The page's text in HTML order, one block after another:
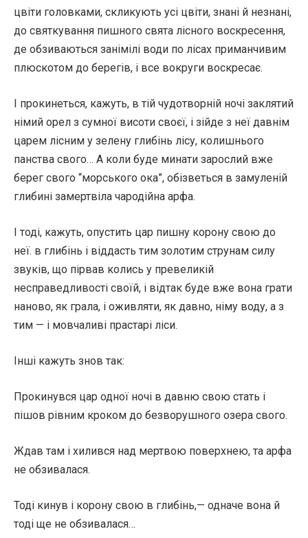
цвіти головками, скликують усі цвіти, знані й незнані,
до святкування пишного свята лісного воскресення,
де обзиваються занімілі води по лісах приманчивим
плюскотом до берегів, і все вокруги воскресає.
І прокинеться, кажуть, в тій чудотворній ночі заклятий
німий орел з сумної висоти своєї, і зійде з неї давнім
царем лісним у зелену глибінь лісу, колишнього
панства свого… А коли буде минати зарослий вже
берег свого “морського ока”, обізветься в замуленій
глибині замертвіла чародійна арфа.
І тоді, кажуть, опустить цар пишну корону свою до
неї. в глибінь і віддасть тим золотим струнам силу
звуків, що пірвав колись у превеликій
несправедливості своїй, і відтак буде вже вона грати
наново, як грала, і оживляти, як давно, німу воду, а з
тим — і мовчаливі прастарі ліси.
Інші кажуть знов так:
Прокинувся цар одної ночі в давню свою стать і
пішов рівним кроком до безворушного озера свого.
Ждав там і хилився над мертвою поверхнею, та арфа
не обзивалася.
Тоді кинув і корону свою в глибінь,— одначе вона й
тоді ще не обзивалася…